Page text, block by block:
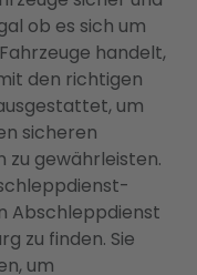
ob es sich um
handelt,
den richtigen
um
sicheren
zu gewährleisten.
Abschleppdienst
zu finden. Sie
um